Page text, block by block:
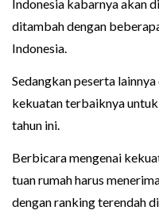
Indonesia kabarnya akan
ditambah dengan
Indonesia.
Sedangkan peserta
kekuatan terbaiknya
tahun ini.
Berbicara mengenai
tuan rumah harus
dengan ranking terendah